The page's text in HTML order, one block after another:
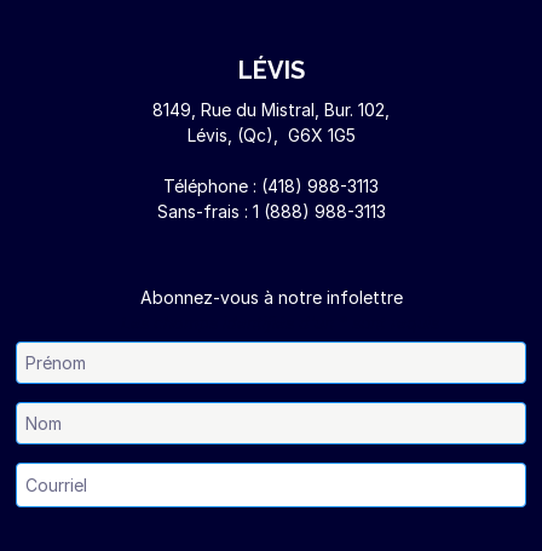
LÉVIS
8149, Rue du Mistral, Bur. 102,
Lévis, (Qc), G6X 1G5
Téléphone : (418) 988-3113
Sans-frais : 1 (888) 988-3113
Abonnez-vous à notre infolettre